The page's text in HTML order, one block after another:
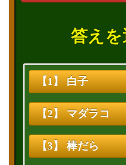
答えを
【1】 白子
【2】 マダラコ
【3】 棒だら